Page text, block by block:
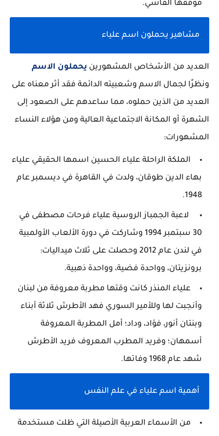
موقفها القاسي.
مشاهير يحملون اسم علياء
العديد من الأشخاص المشهورين يحملون الاسم
ونظرًا لجمال الاسم وشعبيته الدائمة فقد أثر معناه على
العديد من الذين حملوه، مما ساعدهم على الصعود إلى
الشهرة أو المكانة الاجتماعية العالية ومن هؤلاء النساء
المشهورات:
الملكة الراحلة علياء الحسين اسمها الحقيقي علياء
بهاء الدين طوقان، ولدت في القاهرة في ديسمبر عام
1948.
لاعبة الجمباز الروسية علياء فرحات مصطفى في
30 سبتمبر 1994 وشاركت في دورة الألعاب الأولمبية
في لندن عام 2012 وحصلت على ثلاث ميداليات:
برونزيتان، وواحدة فضية، وواحدة ذهبية.
علياء المنذر كانت وقتها مطربة معروفة من لبنان
وأنجبت لها وللأمير السوري فهد الأطرش ثلاثة أبناء
وبنتان أنور، فؤاد، وداد؛ أمل المطربة المعروفة
أسمهان؛ وفريد المطرب المعروف فريد الأطرش
شهد عام 1968 وفاتها.
أهمية اسم علياء في علم النفس
من الأسماء العربية الأصيلة التي ظلت مستخدمة